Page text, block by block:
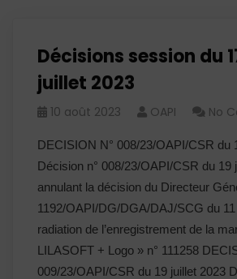
Décisions session du
juillet 2023
10 août 2023 OAPI No
DECISION N° 008/23/OAPI/CSR du
Décision n° 008/23/OAPI/CSR du 19
annulant la décision du Directeur
1192/OAPI/DG/DGA/DAJ/SCG du
radiation de l’enregistrement de la
LILASOFT + Logo » n° 111258
009/23/OAPI/CSR du 19 juillet 2023